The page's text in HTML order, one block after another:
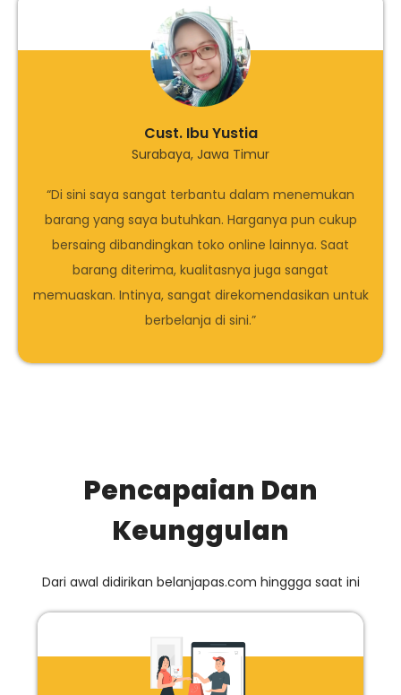
Cust. Ibu Yustia
Surabaya, Jawa Timur
“Di sini saya sangat terbantu dalam menemukan
barang yang saya butuhkan. Harganya pun cukup
bersaing dibandingkan toko online lainnya. Saat
barang diterima, kualitasnya juga sangat
memuaskan. Intinya, sangat direkomendasikan untuk
berbelanja di sini.”
Pencapaian Dan
Keunggulan
Dari awal didirikan belanjapas.com hinggga saat ini